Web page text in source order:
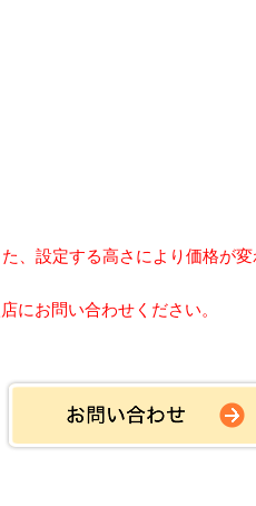
、設定する高さにより価格が変
にお問い合わせください。